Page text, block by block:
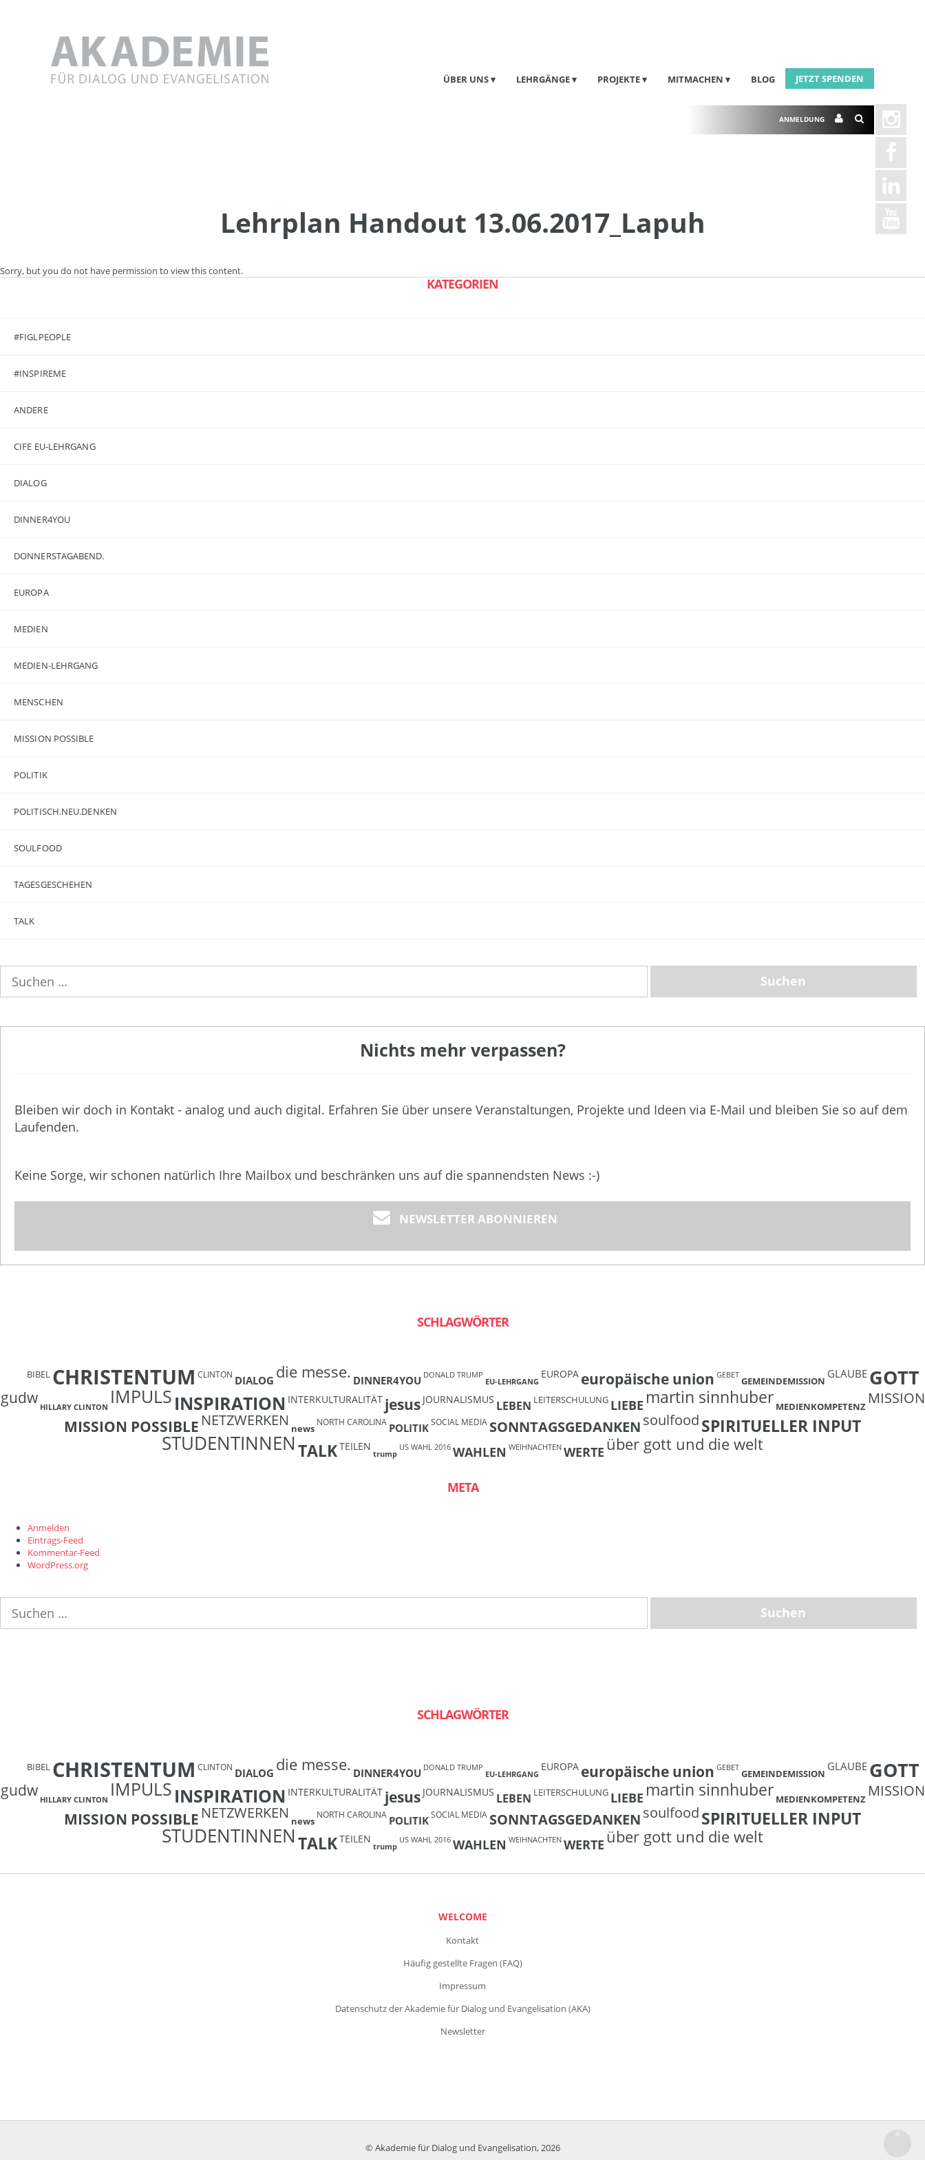
ÜBER UNS
LEHRGÄNGE PROJEKTE MITMACHEN BLOG JETZT SPENDEN
ANMELDUNG
Lehrplan Handout 13.06.2017_Lapuh
Sorry, but you do not have permission to view this content.
KATEGORIEN
#FIGLPEOPLE
#INSPIREME
ANDERE
CIFE EU-LEHRGANG
DIALOG
DINNER4YOU
DONNERSTAGABEND.
EUROPA
MEDIEN
MEDIEN-LEHRGANG
MENSCHEN
MISSION POSSIBLE
POLITIK
POLITISCH.NEU.DENKEN
SOULFOOD
TAGESGESCHEHEN
TALK
nach:
Nichts mehr verpassen?
Bleiben wir doch in Kontakt - analog und auch digital. Erfahren Sie über unsere Veranstaltungen, Projekte und Ideen via E-Mail und bleiben Sie so auf dem
Laufenden.
Keine Sorge, wir schonen natürlich Ihre Mailbox und beschränken uns auf die spannendsten News :-)
NEWSLETTER ABONNIEREN
SCHLAGWÖRTER
BIBEL CHRISTENTUM CLINTON DIALOG die messe. DINNER4YOU DONALD TRUMP
EU-LEHRGANG
EUROPA europäische union GEBET GEMEINDEMISSION
GLAUBE GOTT
gudw HILLARY CLINTON IMPULSINSPIRATION INTERKULTURALITÄT jesus JOURNALISMUS LEBEN LEITERSCHULUNG LIEBE martin sinnhuber MEDIENKOMPETENZ MISSION
MISSION POSSIBLE NETZWERKEN news
NORTH CAROLINA POLITIKSOCIAL MEDIA SONNTAGSGEDANKENsoulfoodSPIRITUELLER INPUT
STUDENTINNENTALKTEILEN
trump
US WAHL 2016 WAHLEN WEIHNACHTEN WERTE über gott und die welt
META
Anmelden
Eintrags-Feed
Kommentar-Feed
WordPress.org
nach:
SCHLAGWÖRTER
BIBEL CHRISTENTUM CLINTON DIALOG die messe. DINNER4YOU DONALD TRUMP
EU-LEHRGANG
EUROPA europäische union GEBET GEMEINDEMISSION
GLAUBE GOTT
gudw HILLARY CLINTON IMPULSINSPIRATION INTERKULTURALITÄT jesus JOURNALISMUS LEBEN LEITERSCHULUNG LIEBE martin sinnhuber MEDIENKOMPETENZ MISSION
MISSION POSSIBLE NETZWERKEN news
NORTH CAROLINA POLITIKSOCIAL MEDIA SONNTAGSGEDANKENsoulfoodSPIRITUELLER INPUT
STUDENTINNENTALKTEILEN
trump
US WAHL 2016 WAHLEN WEIHNACHTEN WERTE über gott und die welt
WELCOME
Kontakt
Häufig gestellte Fragen (FAQ)
Impressum
Datenschutz der Akademie für Dialog und Evangelisation (AKA)
Newsletter
© Akademie für Dialog und Evangelisation, 2026